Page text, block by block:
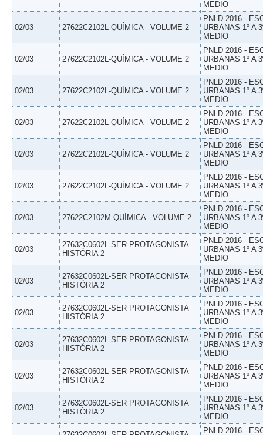
MEDIO
02/03 27622C2102L-QUÍMICA - VOLUME 2
PNLD 2016 -
URBANAS 1º A
MEDIO
02/03 27622C2102L-QUÍMICA - VOLUME 2
PNLD 2016 -
URBANAS 1º A
MEDIO
02/03 27622C2102L-QUÍMICA - VOLUME 2
PNLD 2016 -
URBANAS 1º A
MEDIO
02/03 27622C2102L-QUÍMICA - VOLUME 2
PNLD 2016 -
URBANAS 1º A
MEDIO
02/03 27622C2102L-QUÍMICA - VOLUME 2
PNLD 2016 -
URBANAS 1º A
MEDIO
02/03 27622C2102L-QUÍMICA - VOLUME 2
PNLD 2016 -
URBANAS 1º A
MEDIO
02/03 27622C2102M-QUÍMICA - VOLUME 2
PNLD 2016 -
URBANAS 1º A
MEDIO
02/03
27632C0602L-SER PROTAGONISTA
HISTÓRIA 2
PNLD 2016 -
URBANAS 1º A
MEDIO
02/03
27632C0602L-SER PROTAGONISTA
HISTÓRIA 2
PNLD 2016 -
URBANAS 1º A
MEDIO
02/03
27632C0602L-SER PROTAGONISTA
HISTÓRIA 2
PNLD 2016 -
URBANAS 1º A
MEDIO
02/03
27632C0602L-SER PROTAGONISTA
HISTÓRIA 2
PNLD 2016 -
URBANAS 1º A
MEDIO
02/03
27632C0602L-SER PROTAGONISTA
HISTÓRIA 2
PNLD 2016 -
URBANAS 1º A
MEDIO
02/03
27632C0602L-SER PROTAGONISTA
HISTÓRIA 2
PNLD 2016 -
URBANAS 1º A
MEDIO
PNLD 2016 -